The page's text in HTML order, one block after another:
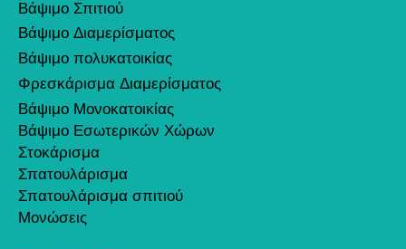
Βάψιμο Σπιτιού
Βάψιμο Διαμερίσματος
Βάψιμο πολυκατοικίας
Φρεσκάρισμα Διαμερίσματος
Βάψιμο Μονοκατοικίας
Βάψιμο Εσωτερικών Χώρων
Στοκάρισμα
Σπατουλάρισμα
Σπατουλάρισμα σπιτιού
Μονώσεις